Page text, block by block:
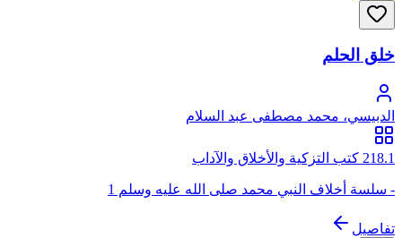
خلق الحلم
الدبيسي، محمد مصطفى عبد السلام
218.1 كتب التزكية والأخلاق والآداب
- سلسة أخلاف النبي محمد صلى الله عليه وسلم 1
تفاصيل